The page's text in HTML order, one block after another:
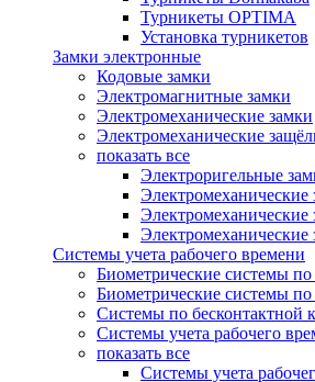
Турникеты OPTIMA
Установка турникетов
Замки электронные
Кодовые замки
Электромагнитные замки
Электромеханические замки
Электромеханические
показать все
Электроригельные
Электромеханические
Электромеханические
Электромеханические
Системы учета рабочего времени
Биометрические системы
Биометрические системы по
Системы по бесконтактной
Системы учета рабочего
показать все
Системы учета